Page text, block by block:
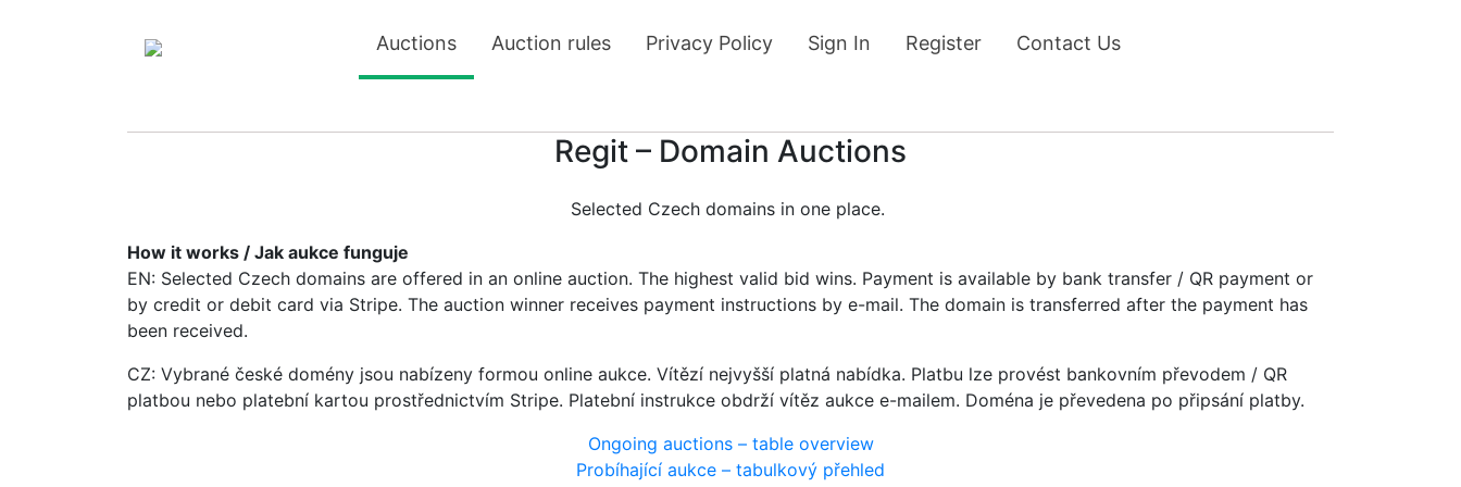
Auctions Auction rules Privacy Policy Sign In Register Contact Us
Regit – Domain Auctions
Selected Czech domains in one place.
How it works / Jak aukce funguje
EN: Selected Czech domains are offered in an online auction. The highest valid bid wins. Payment is available by bank transfer / QR payment or
by credit or debit card via Stripe. The auction winner receives payment instructions by e-mail. The domain is transferred after the payment has
been received.
CZ: Vybrané české domény jsou nabízeny formou online aukce. Vítězí nejvyšší platná nabídka. Platbu lze provést bankovním převodem / QR
platbou nebo platební kartou prostřednictvím Stripe. Platební instrukce obdrží vítěz aukce e-mailem. Doména je převedena po připsání platby.
Ongoing auctions – table overview
Probíhající aukce – tabulkový přehled